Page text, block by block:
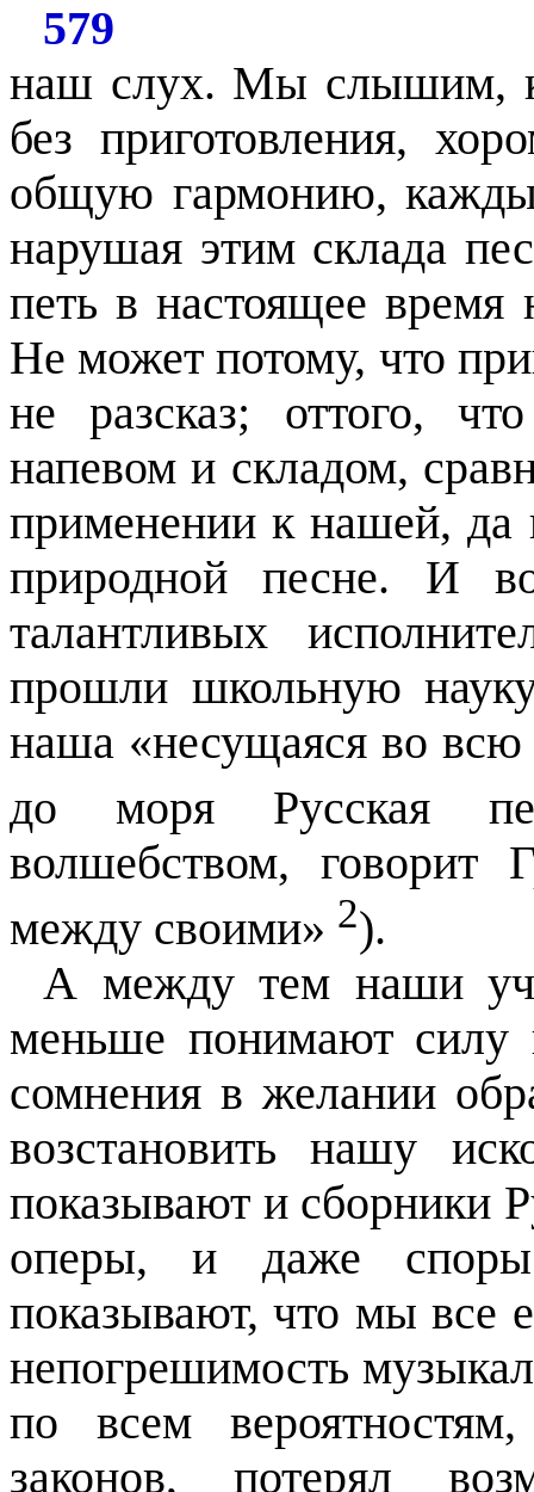
579
наш слух. Мы слышим,
без приготовления,
общую гармонию,
нарушая этим склада
петь в настоящее
Не может потому, что
не разсказ; оттого,
напевом и складом,
применении к нашей, да
природной песне. И
талантливых
прошли школьную
наша «несущаяся во
до моря Русская
волшебством, говорит
между своими» 2).
А между тем наши
меньше понимают силу
сомнения в желании
возстановить нашу
показывают и сборники
оперы, и даже
показывают, что мы все
непогрешимость
по всем
законов, потерял